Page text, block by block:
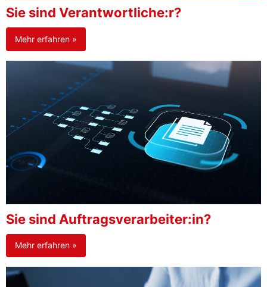
Sie sind Verantwortliche:r?
Mehr erfahren »
Sie sind Auftragsverarbeiter:in?
Mehr erfahren »